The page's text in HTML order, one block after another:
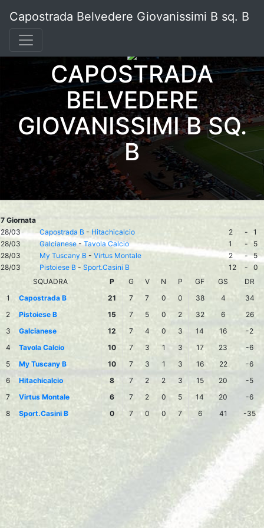
Capostrada Belvedere Giovanissimi B sq. B
CAPOSTRADA
BELVEDERE
GIOVANISSIMI B SQ.
B
7 Giornata
28/03
Capostrada B - Hitachicalcio 2 -
1
28/03
Galcianese-Tavola Calcio 1 -
5
28/03
My Tuscany B - Virtus Montale 2 - 5
28/03
Pistoiese B - Sport.Casini B 12 -
0
SQUADRA
P G V N P GF GS
DR
1
Capostrada B 21 7 7 0 0 38 4
34
2
Pistoiese B 15 7 5 0 2 32 6
26
3
Galcianese 12 7 4 0 3 14 16
-2
4
Tavola Calcio 10 7 3 1 3 17 23
-6
5
My Tuscany B 10 7 3 1 3 16 22
-6
6
Hitachicalcio 8 7 2 2 3 15 20
-5
7
Virtus Montale 6 7 2 0 5 14 20
-6
8
Sport.Casini B 0 7 0 0 7 6 41 -35